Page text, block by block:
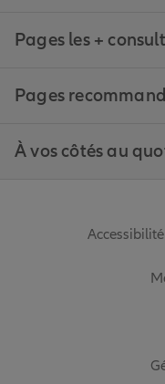
Pages les +
Pages
À vos côtés au